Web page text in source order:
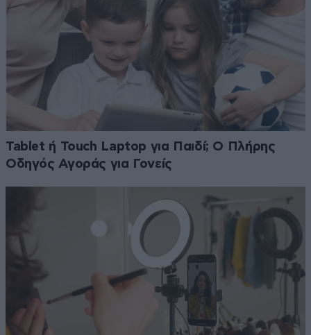
Tablet ή Touch Laptop για Παιδί; Ο Πλήρης
Οδηγός Αγοράς για Γονείς